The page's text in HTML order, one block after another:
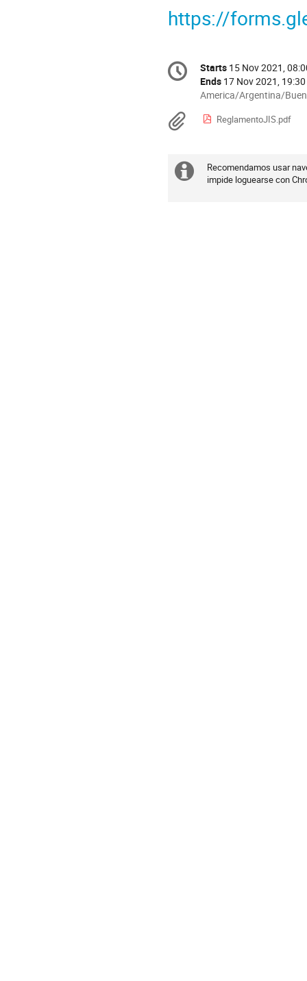
https://
Conference
information
Date/Time
Starts 15 Nov 2021,
Ends 17 Nov 2021, 19:30
All
are
America/Argentina/
Materials
ReglamentoJIS.pdf
Extra
Recomendamos usar
impide loguearse con